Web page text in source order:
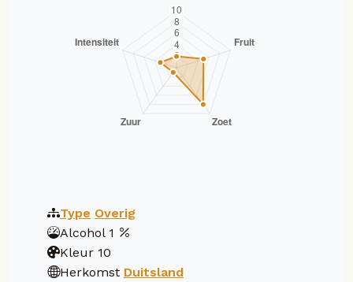
Type Overig
Alcohol 1
Kleur 10
Herkomst Duitsland